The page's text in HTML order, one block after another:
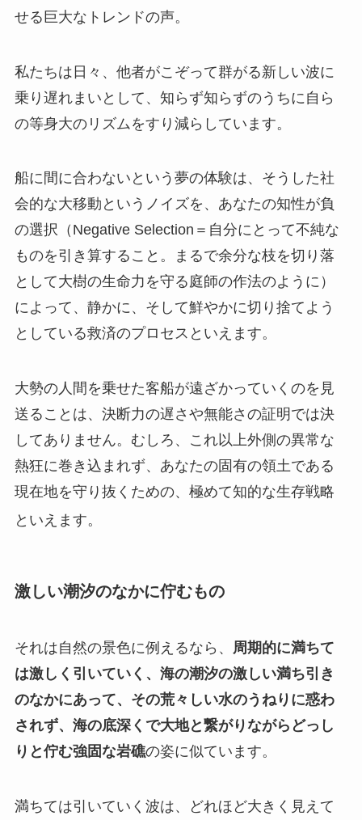
せる巨大なトレンドの声。
私たちは日々、他者がこぞって群がる新しい波に
乗り遅れまいとして、知らず知らずのうちに自ら
の等身大のリズムをすり減らしています。
船に間に合わないという夢の体験は、そうした社
会的な大移動というノイズを、あなたの知性が負
の選択（Negative Selection＝自分にとって不純な
ものを引き算すること。まるで余分な枝を切り落
として大樹の生命力を守る庭師の作法のように）
によって、静かに、そして鮮やかに切り捨てよう
としている救済のプロセスといえます。
大勢の人間を乗せた客船が遠ざかっていくのを見
送ることは、決断力の遅さや無能さの証明では決
してありません。むしろ、これ以上外側の異常な
熱狂に巻き込まれず、あなたの固有の領土である
現在地を守り抜くための、極めて知的な生存戦略
といえます。
激しい潮汐のなかに佇むもの
それは自然の景色に例えるなら、
周期的に満ちて
は激しく引いていく、海の潮汐の激しい満ち引き
のなかにあって、その荒々しい水のうねりに惑わ
されず、海の底深くで大地と繋がりながらどっし
りと佇む強固な岩礁の姿に似ています。
満ちては引いていく波は、どれほど大きく見えて